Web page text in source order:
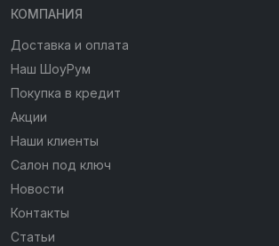
КОМПАНИЯ
Доставка и оплата
Наш ШоуРум
Покупка в кредит
Акции
Наши клиенты
Салон под ключ
Новости
Контакты
Статьи